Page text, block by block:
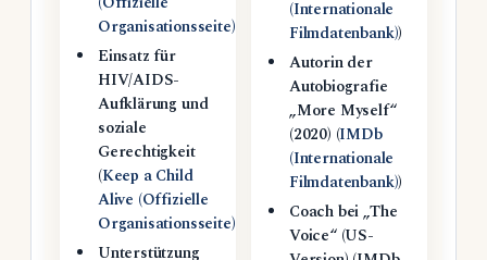
Organisationsseite)
Einsatz für
HIV/AIDS-
Aufklärung und
soziale
Gerechtigkeit
(Keep a Child
Alive (Offizielle
Organisationsseite)
Unterstützung
(Internationale
Filmdatenbank))
Autorin der
Autobiografie
„More Myself“
(2020) (IMDb
(Internationale
Filmdatenbank))
Coach bei „The
Voice“ (US-